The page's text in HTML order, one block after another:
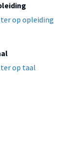
op opleiding
op taal